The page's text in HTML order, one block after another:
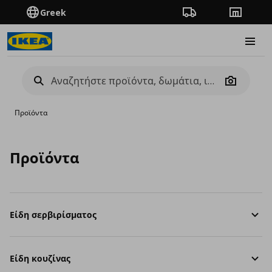
Greek Πορεία παραγγελίας
Camera
Προϊόντα
Προϊόντα
Είδη σερβιρίσματος
Είδη κουζίνας